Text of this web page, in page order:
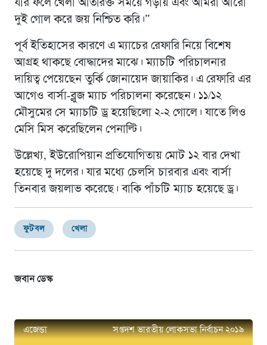
যার ফলে খেলা অতিরিক্ত সময়ে গড়ায় এবং আমরা আরো
দুই গোল করে জয় নিশ্চিত করি।”
পূর্ব ইতিহাসের কারণে এ ম্যাচের রেফারি নিয়ে বিশেষ
আগ্রহ থাকছে বোদ্ধাদের মাঝে। ম্যাচটি পরিচালনার
দায়িত্ব পেয়েছেন তুর্কি জোনায়েদ জায়াকির। এ রেফারি এর
আগেও বার্সা-ব্লুজ ম্যাচ পরিচালনা করেছেন। ১১/১২
মৌসুমের সে ম্যাচটি ড্র হয়েছিলো ২-২ গোলে। যাতে লিও
মেসি মিস করেছিলেন পেনাল্টি।
উল্লেখ্য, ইউরোপিয়ান প্রতিযোগিতায় মোট ১২ বার দেখা
হয়েছে দু দলের। যার মধ্যে চেলসি চারবার এবং বার্সা
তিনবার জয়লাভ করেছে। বাকি পাঁচটি ম্যাচ হয়েছে ড্র।
ফুটবল খেলা
জবান ডেস্ক
এজেন্ডা সপ্তদশ ভারতীয় লোকসভা নির্বাচন ২০১৯